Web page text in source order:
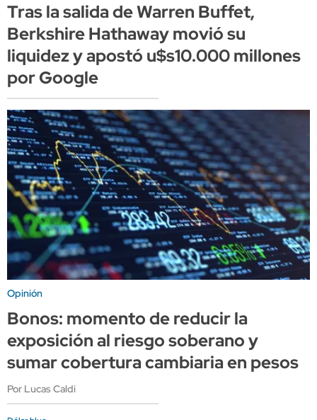
Tras la salida de Warren Buffet,
Berkshire Hathaway movió su
liquidez y apostó u$s10.000 millones
por Google
Opinión
Bonos: momento de reducir la
exposición al riesgo soberano y
sumar cobertura cambiaria en pesos
Por Lucas Caldi